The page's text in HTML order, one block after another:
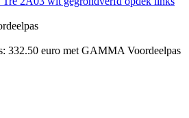
332.50 euro met GAMMA Voordeelpas